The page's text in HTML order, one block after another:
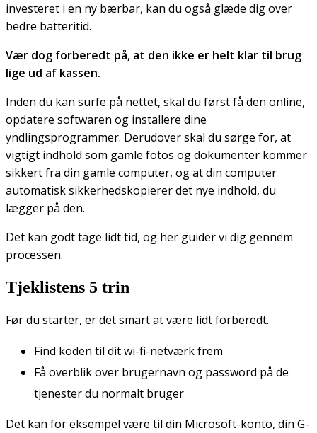
investeret i en ny bærbar, kan du også glæde dig over
bedre batteritid.
Vær dog forberedt på, at den ikke er helt klar til brug
lige ud af kassen.
Inden du kan surfe på nettet, skal du først få den online,
opdatere softwaren og installere dine
yndlingsprogrammer. Derudover skal du sørge for, at
vigtigt indhold som gamle fotos og dokumenter kommer
sikkert fra din gamle computer, og at din computer
automatisk sikkerhedskopierer det nye indhold, du
lægger på den.
Det kan godt tage lidt tid, og her guider vi dig gennem
processen.
Tjeklistens 5 trin
Før du starter, er det smart at være lidt forberedt.
Find koden til dit wi-fi-netværk frem
Få overblik over brugernavn og password på de
tjenester du normalt bruger
Det kan for eksempel være til din Microsoft-konto, din G-